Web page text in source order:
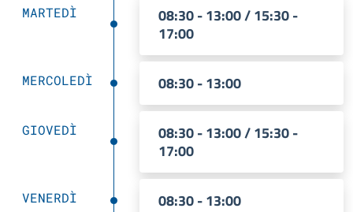
MARTEDÌ
08:30 - 13:00 / 15:30 -
17:00
MERCOLEDÌ 08:30 - 13:00
GIOVEDÌ
08:30 - 13:00 / 15:30 -
17:00
VENERDÌ 08:30 - 13:00